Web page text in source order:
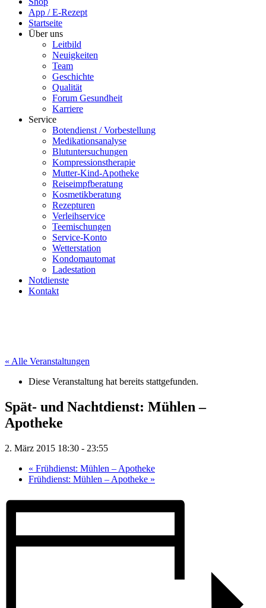
App / E-Rezept
Startseite
Über uns
Leitbild
Neuigkeiten
Team
Geschichte
Qualität
Forum Gesundheit
Karriere
Service
Botendienst / Vorbestellung
Medikationsanalyse
Blutuntersuchungen
Kompressionstherapie
Mutter-Kind-Apotheke
Reiseimpfberatung
Kosmetikberatung
Rezepturen
Verleihservice
Teemischungen
Service-Konto
Wetterstation
Kondomautomat
Ladestation
Notdienste
Kontakt
« Alle Veranstaltungen
Diese Veranstaltung hat bereits stattgefunden.
Spät- und Nachtdienst: Mühlen –
Apotheke
2. März 2015 18:30 - 23:55
« Frühdienst: Mühlen – Apotheke
Frühdienst: Mühlen – Apotheke »